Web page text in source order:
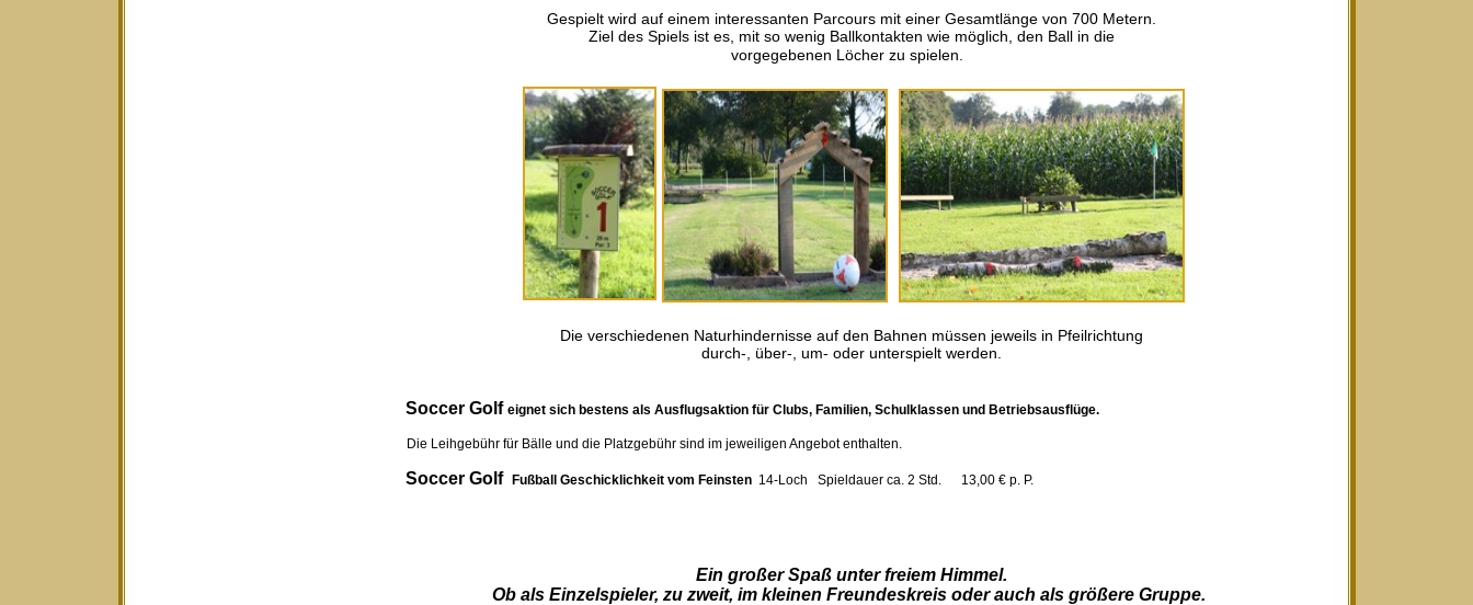
Gespielt wird auf einem interessanten Parcours mit einer Gesamtlänge von 700 Metern.
Ziel des Spiels ist es, mit so wenig Ballkontakten wie möglich, den Ball in die
vorgegebenen Löcher zu spielen.
Die verschiedenen Naturhindernisse auf den Bahnen müssen jeweils in Pfeilrichtung
durch-, über-, um- oder unterspielt werden.
Soccer Golf eignet sich bestens als Ausflugsaktion für Clubs, Familien, Schulklassen und Betriebsausflüge.
Die Leihgebühr für Bälle und die Platzgebühr sind im jeweiligen Angebot enthalten.
Soccer Golf Fußball Geschicklichkeit vom Feinsten 14-Loch Spieldauer ca. 2 Std. 13,00 € p. P.
Ein großer Spaß unter freiem Himmel.
Ob als Einzelspieler, zu zweit, im kleinen Freundeskreis oder auch als größere Gruppe.